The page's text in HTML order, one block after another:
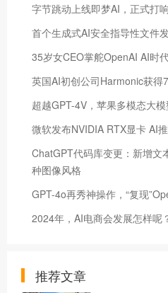
字节跳动上线即梦AI，正式打
首个生成式AI安全指导性文件
35岁女CEO掌舵OpenAI AI时
英国AI初创公司Harmonic获得
超越GPT-4V，苹果多模态大
微软发布NVIDIA RTX显卡 AI
ChatGPT代码库变更：新增文
种图像风格
GPT-4o再秀神操作，“复现
2024年，AI电商会发展怎样呢
推荐文章